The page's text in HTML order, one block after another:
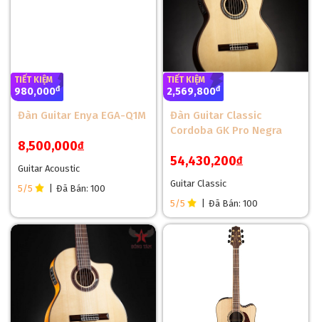
Lưng hong là gỗ Gold Ebony ( gỗ Mun Vàng ), thuộc loại gỗ
cực hiếm, trên thị trường dòng gỗ này có giá trị rất cao, những
vân gỗ chằng chịt, rất hiếm khi thấy ở dòng đàn tầm trung mà
chỉ ở xuất hiện ở phân khúc cao cấp của các hãng đàn. Ngoài
TIẾT KIỆM
980,000đ
Đàn Guitar Enya EGA-Q1M
8,500,000đ
Guitar Acoustic
5/5
Đã Bán: 100
TIẾT KIỆM
2,569,800đ
Đàn Guitar Classic
Cordoba GK Pro Negra
54,430,200đ
Guitar Classic
5/5
Đã Bán: 100